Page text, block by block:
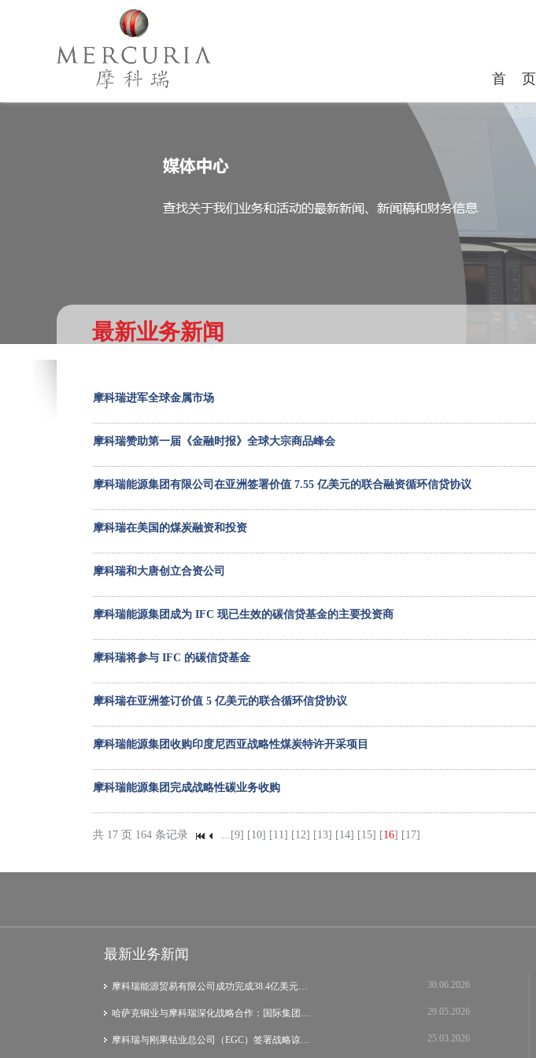
首 页
最新业务新闻
摩科瑞进军全球金属市场
摩科瑞赞助第一届《金融时报》全球大宗商品峰会
摩科瑞能源集团有限公司在亚洲签署价值 7.55 亿美元的联合融资循环信贷协议
摩科瑞在美国的煤炭融资和投资
摩科瑞和大唐创立合资公司
摩科瑞能源集团成为 IFC 现已生效的碳信贷基金的主要投资商
摩科瑞将参与 IFC 的碳信贷基金
摩科瑞在亚洲签订价值 5 亿美元的联合循环信贷协议
摩科瑞能源集团收购印度尼西亚战略性煤炭特许开采项目
摩科瑞能源集团完成战略性碳业务收购
共 17 页 164 条记录 ... [9] [10] [11] [12] [13] [14] [15] [16] [17]
最新业务新闻
摩科瑞能源贸易有限公司成功完成38.4亿美元… 30.06.2026
哈萨克铜业与摩科瑞深化战略合作：国际集团… 29.05.2026
摩科瑞与刚果钴业总公司（EGC）签署战略谅… 25.03.2026